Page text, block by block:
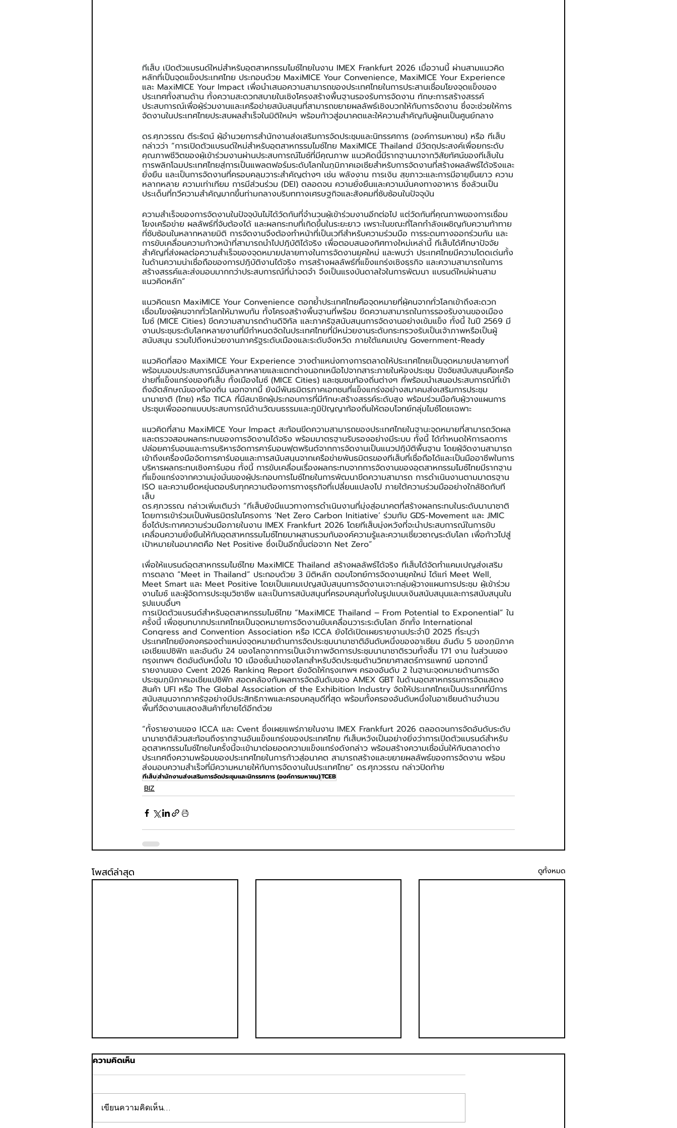
ทีเส็บ เปิดตัวแบรนด์ใหม่สำหรับอุตสาหกรรมไมซ์ไทยในงาน IMEX Frankfurt 2026 เมื่อวานนี้ ผ่านสามแนวคิด
หลักที่เป็นจุดแข็งประเทศไทย ประกอบด้วย MaxiMICE Your Convenience, MaxiMICE Your Experience
และ MaxiMICE Your Impact เพื่อนำเสนอความสามารถของประเทศไทยในการประสานเชื่อมโยงจุดแข็งของ
ประเทศทั้งสามด้าน ทั้งความสะดวกสบายในเชิงโครงสร้างพื้นฐานรองรับการจัดงาน ทักษะการสร้างสรรค์
ประสบการณ์เพื่อผู้ร่วมงานและเครือข่ายสนับสนุนที่สามารถขยายผลลัพธ์เชิงบวกให้กับการจัดงาน ซึ่งจะช่วยให้การ
จัดงานในประเทศไทยประสบผลสำเร็จในมิติใหม่ๆ พร้อมก้าวสู่อนาคตและให้ความสำคัญกับผู้คนเป็นศูนย์กลาง
ดร.ศุภวรรณ ตีระรัตน์ ผู้อำนวยการสำนักงานส่งเสริมการจัดประชุมและนิทรรศการ (องค์การมหาชน) หรือ ทีเส็บ
กล่าวว่า “การเปิดตัวแบรนด์ใหม่สำหรับอุตสาหกรรมไมซ์ไทย MaxiMICE Thailand มีวัตถุประสงค์เพื่อยกระดับ
คุณภาพชีวิตของผู้เข้าร่วมงานผ่านประสบการณ์ไมซ์ที่มีคุณภาพ แนวคิดนี้มีรากฐานมาจากวิสัยทัศน์ของทีเส็บใน
การพลิกโฉมประเทศไทยสู่การเป็นแพลตฟอร์มระดับโลกในภูมิภาคเอเชียสำหรับการจัดงานที่สร้างผลลัพธ์ได้จริงและ
ยั่งยืน และเป็นการจัดงานที่ครอบคลุมวาระสำคัญต่างๆ เช่น พลังงาน การเงิน สุขภาวะและการมีอายุยืนยาว ความ
หลากหลาย ความเท่าเทียม การมีส่วนร่วม (DEI) ตลอดจน ความยั่งยืนและความมั่นคงทางอาหาร ซึ่งล้วนเป็น
ประเด็นที่ทวีความสำคัญมากขึ้นท่ามกลางบริบททางเศรษฐกิจและสังคมที่ซับซ้อนในปัจจุบัน
ความสำเร็จของการจัดงานในปัจจุบันไม่ได้วัดกันที่จำนวนผู้เข้าร่วมงานอีกต่อไป แต่วัดกันที่คุณภาพของการเชื่อม
โยงเครือข่าย ผลลัพธ์ที่จับต้องได้ และผลกระทบที่เกิดขึ้นในระยะยาว เพราะในขณะที่โลกกำลังเผชิญกับความท้าทาย
ที่ซับซ้อนในหลากหลายมิติ การจัดงานจึงต้องทำหน้าที่เป็นเวทีสำหรับความร่วมมือ การระดมทางออกร่วมกัน และ
การขับเคลื่อนความก้าวหน้าที่สามารถนำไปปฏิบัติได้จริง เพื่อตอบสนองทิศทางใหม่เหล่านี้ ทีเส็บได้ศึกษาปัจจัย
สำคัญที่ส่งผลต่อความสำเร็จของจุดหมายปลายทางในการจัดงานยุคใหม่ และพบว่า ประเทศไทยมีความโดดเด่นทั้ง
ในด้านความน่าเชื่อถือของการปฏิบัติงานได้จริง การสร้างผลลัพธ์ที่แข็งแกร่งเชิงธุรกิจ และความสามารถในการ
สร้างสรรค์และส่งมอบมากกว่าประสบการณ์ที่น่าจดจำ จึงเป็นแรงบันดาลใจในการพัฒนา แบรนด์ใหม่ผ่านสาม
แนวคิดหลัก”
แนวคิดแรก MaxiMICE Your Convenience ตอกย้ำประเทศไทยคือจุดหมายที่ผู้คนจากทั่วโลกเข้าถึงสะดวก
เชื่อมโยงผู้คนจากทั่วโลกให้มาพบกัน ทั้งโครงสร้างพื้นฐานที่พร้อม ขีดความสามารถในการรองรับงานของเมือง
ไมซ์ (MICE Cities) ขีดความสามารถด้านดิจิทัล และภาครัฐสนับสนุนการจัดงานอย่างเข้มแข็ง ทั้งนี้ ในปี 2569 มี
งานประชุมระดับโลกหลายงานที่มีกำหนดจัดในประเทศไทยที่มีหน่วยงานระดับกระทรวงรับเป็นเจ้าภาพหรือเป็นผู้
สนับสนุน รวมไปถึงหน่วยงานภาครัฐระดับเมืองและระดับจังหวัด ภายใต้แคมเปญ Government-Ready
แนวคิดที่สอง MaxiMICE Your Experience วางตำแหน่งทางการตลาดให้ประเทศไทยเป็นจุดหมายปลายทางที่
พร้อมมอบประสบการณ์อันหลากหลายและแตกต่างนอกเหนือไปจากสาระภายในห้องประชุม ปัจจัยสนับสนุนคือเครือ
ข่ายที่แข็งแกร่งของทีเส็บ ทั้งเมืองไมซ์ (MICE Cities) และชุมชนท้องถิ่นต่างๆ ที่พร้อมนำเสนอประสบการณ์ที่เข้า
ถึงอัตลักษณ์ของท้องถิ่น นอกจากนี้ ยังมีพันธมิตรภาคเอกชนที่แข็งแกร่งอย่างสมาคมส่งเสริมการประชุม
นานาชาติ (ไทย) หรือ TICA ที่มีสมาชิกผู้ประกอบการที่มีทักษะสร้างสรรค์ระดับสูง พร้อมร่วมมือกับผู้วางแผนการ
ประชุมเพื่อออกแบบประสบการณ์ด้านวัฒนธรรมและภูมิปัญญาท้องถิ่นให้ตอบโจทย์กลุ่มไมซ์โดยเฉพาะ
แนวคิดที่สาม MaxiMICE Your Impact สะท้อนขีดความสามารถของประเทศไทยในฐานะจุดหมายที่สามารถวัดผล
และตรวจสอบผลกระทบของการจัดงานได้จริง พร้อมมาตรฐานรับรองอย่างมีระบบ ทั้งนี้ ได้กำหนดให้การลดการ
ปล่อยคาร์บอนและการบริหารจัดการคาร์บอนฟุตพรินต์จากการจัดงานเป็นแนวปฏิบัติพื้นฐาน โดยผู้จัดงานสามารถ
เข้าถึงเครื่องมือจัดการคาร์บอนและการสนับสนุนจากเครือข่ายพันธมิตรของทีเส็บที่เชื่อถือได้และเป็นมืออาชีพในการ
บริหารผลกระทบเชิงคาร์บอน ทั้งนี้ การขับเคลื่อนเรื่องผลกระทบจากการจัดงานของอุตสาหกรรมไมซ์ไทยมีรากฐาน
ที่แข็งแกร่งจากความมุ่งมั่นของผู้ประกอบการไมซ์ไทยในการพัฒนาขีดความสามารถ การดำเนินงานตามมาตรฐาน
ISO และความยืดหยุ่นตอบรับทุกความต้องการทางธุรกิจที่เปลี่ยนแปลงไป ภายใต้ความร่วมมืออย่างใกล้ชิดกับที
เส็บ
ดร.ศุภวรรณ กล่าวเพิ่มเติมว่า “ทีเส็บยังมีแนวทางการดำเนินงานที่มุ่งสู่อนาคตที่สร้างผลกระทบในระดับนานาชาติ
โดยการเข้าร่วมเป็นพันธมิตรในโครงการ ‘Net Zero Carbon Initiative’ ร่วมกับ GDS-Movement และ JMIC
ซึ่งได้ประกาศความร่วมมือภายในงาน IMEX Frankfurt 2026 โดยทีเส็บมุ่งหวังที่จะนำประสบการณ์ในการขับ
เคลื่อนความยั่งยืนให้กับอุตสาหกรรมไมซ์ไทยมาผสานรวมกับองค์ความรู้และความเชี่ยวชาญระดับโลก เพื่อก้าวไปสู่
เป้าหมายในอนาคตคือ Net Positive ซึ่งเป็นอีกขั้นต่อจาก Net Zero”
เพื่อให้แบรนด์อุตสาหกรรมไมซ์ไทย MaxiMICE Thailand สร้างผลลัพธ์ได้จริง ทีเส็บได้จัดทำแคมเปญส่งเสริม
การตลาด “Meet in Thailand” ประกอบด้วย 3 มิติหลัก ตอบโจทย์การจัดงานยุคใหม่ ได้แก่ Meet Well,
Meet Smart และ Meet Positive โดยเป็นแคมเปญสนับสนุนการจัดงานเจาะกลุ่มผู้วางแผนการประชุม ผู้เข้าร่วม
งานไมซ์ และผู้จัดการประชุมวิชาชีพ และเป็นการสนับสนุนที่ครอบคลุมทั้งในรูปแบบเงินสนับสนุนและการสนับสนุนใน
รูปแบบอื่นๆ
การเปิดตัวแบรนด์สำหรับอุตสาหกรรมไมซ์ไทย “MaxiMICE Thailand – From Potential to Exponential” ใน
ครั้งนี้ เพื่อชูบทบาทประเทศไทยเป็นจุดหมายการจัดงานขับเคลื่อนวาระระดับโลก อีกทั้ง International
Congress and Convention Association หรือ ICCA ยังได้เปิดเผยรายงานประจำปี 2025 ที่ระบุว่า
ประเทศไทยยังคงครองตำแหน่งจุดหมายด้านการจัดประชุมนานาชาติอันดับหนึ่งของอาเซียน อันดับ 5 ของภูมิภาค
เอเชียแปซิฟิก และอันดับ 24 ของโลกจากการเป็นเจ้าภาพจัดการประชุมนานาชาติรวมทั้งสิ้น 171 งาน ในส่วนของ
กรุงเทพฯ ติดอันดับหนึ่งใน 10 เมืองชั้นนำของโลกสำหรับจัดประชุมด้านวิทยาศาสตร์การแพทย์ นอกจากนี้
รายงานของ Cvent 2026 Ranking Report ยังจัดให้กรุงเทพฯ ครองอันดับ 2 ในฐานะจุดหมายด้านการจัด
ประชุมภูมิภาคเอเชียแปซิฟิก สอดคล้องกับผลการจัดอันดับของ AMEX GBT ในด้านอุตสาหกรรมการจัดแสดง
สินค้า UFI หรือ The Global Association of the Exhibition Industry จัดให้ประเทศไทยเป็นประเทศที่มีการ
สนับสนุนจากภาครัฐอย่างมีประสิทธิภาพและครอบคลุมดีที่สุด พร้อมทั้งครองอันดับหนึ่งในอาเซียนด้านจำนวน
พื้นที่จัดงานแสดงสินค้าที่ขายได้อีกด้วย
“ทั้งรายงานของ ICCA และ Cvent ซึ่งเผยแพร่ภายในงาน IMEX Frankfurt 2026 ตลอดจนการจัดอันดับระดับ
นานาชาติล้วนสะท้อนถึงรากฐานอันแข็งแกร่งของประเทศไทย ทีเส็บหวังเป็นอย่างยิ่งว่าการเปิดตัวแบรนด์สำหรับ
อุตสาหกรรมไมซ์ไทยในครั้งนี้จะเข้ามาต่อยอดความแข็งแกร่งดังกล่าว พร้อมสร้างความเชื่อมั่นให้กับตลาดต่าง
ประเทศถึงความพร้อมของประเทศไทยในการก้าวสู่อนาคต สามารถสร้างและขยายผลลัพธ์ของการจัดงาน พร้อม
ส่งมอบความสำเร็จที่มีความหมายให้กับการจัดงานในประเทศไทย” ดร.ศุภวรรณ กล่าวปิดท้าย
ทีเส็บสำนักงานส่งเสริมการจัดประชุมและนิทรรศการ (องค์การมหาชน)TCEB
BIZ
โพสต์ล่าสุด ดูทั้งหมด
ความคิดเห็น
เขียนความคิดเห็น…